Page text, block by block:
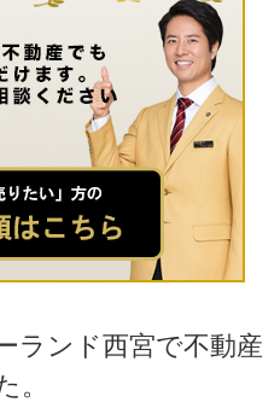
ランド西宮で不動産
。